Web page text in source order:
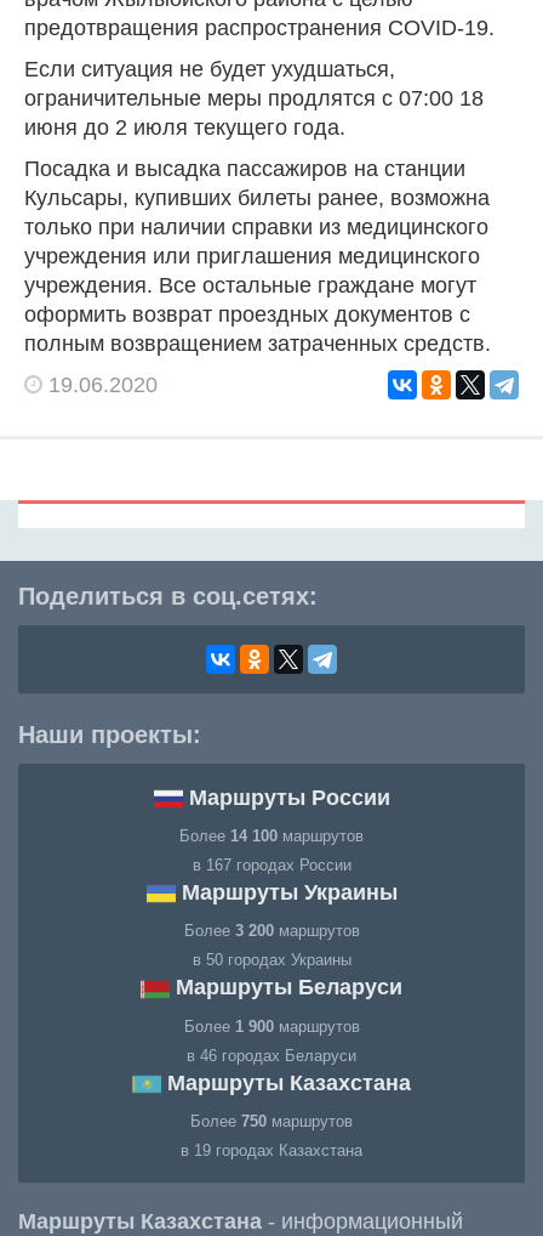
предотвращения распространения COVID-19.
Если ситуация не будет ухудшаться,
ограничительные меры продлятся с 07:00 18
июня до 2 июля текущего года.
Посадка и высадка пассажиров на станции
Кульсары, купивших билеты ранее, возможна
только при наличии справки из медицинского
учреждения или приглашения медицинского
учреждения. Все остальные граждане могут
оформить возврат проездных документов с
полным возвращением затраченных средств.
19.06.2020
Поделиться в соц.сетях:
Наши проекты:
Маршруты России
Более 14 100 маршрутов
в 167 городах России
Маршруты Украины
Более 3 200маршрутов
в 50 городах Украины
Маршруты Беларуси
Более 1 900маршрутов
в 46 городах Беларуси
Маршруты Казахстана
Более 750 маршрутов
в 19 городах Казахстана
Маршруты Казахстана - информационный